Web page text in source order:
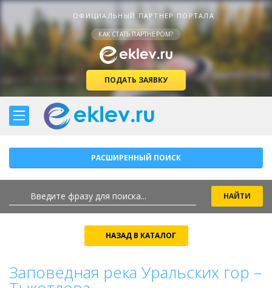
ОФИЦИАЛЬНЫЙ ПАРТНЕР ПОРТАЛА
КАК СТАТЬ ПАРТНЕРОМ?
ПОДАТЬ ЗАЯВКУ
РАСШИРЕННЫЙ ПОИСК
НАЗАД В КАТАЛОГ
Заповедная река Уральских гор –